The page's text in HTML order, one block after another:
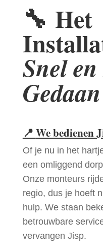
🔧 Het
Snel
Gedaan
📍 We bedienen
Of je nu in het
een omliggend
Onze monteurs
regio, dus je hoeft
hulp. We staan
betrouwbare
vervangen Jisp.